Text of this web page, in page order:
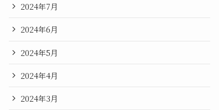
2024年7月
2024年6月
2024年5月
2024年4月
2024年3月